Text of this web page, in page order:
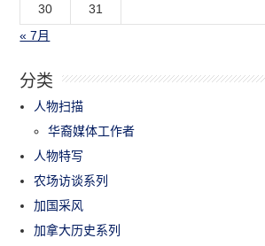
30
31
« 7月
分类
人物扫描
华裔媒体工作者
人物特写
农场访谈系列
加国采风
加拿大历史系列